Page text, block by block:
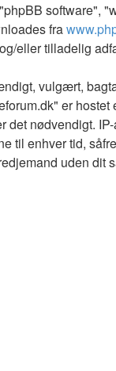
fra
eller tilladelig
vulgært,
er
det nødvendigt.
til enhver tid,
uden